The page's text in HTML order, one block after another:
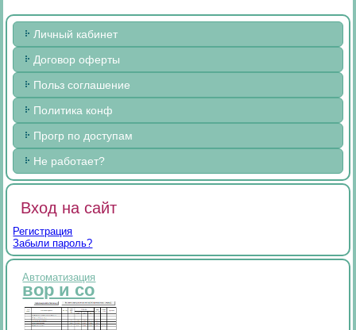
Личный кабинет
Договор оферты
Польз соглашение
Политика конф
Прогр по доступам
Не работает?
Вход на сайт
Регистрация
Забыли пароль?
Автоматизация
вор и со